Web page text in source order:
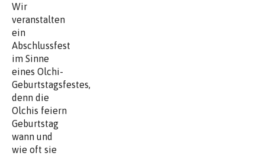
Wir
veranstalten
ein
Abschlussfest
im Sinne
eines Olchi-
Geburtstagsfestes,
denn die
Olchis feiern
Geburtstag
wann und
wie oft sie